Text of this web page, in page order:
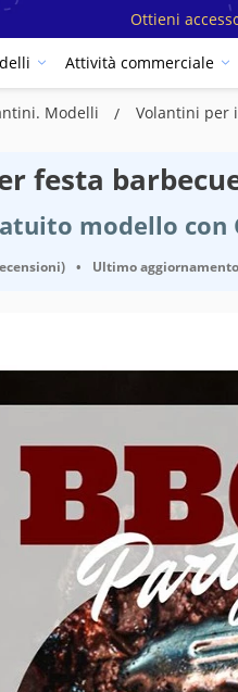
Ottieni
Attività commerciale
Modelli Volantini per
festa
modello con
• Ultimo aggiornamento